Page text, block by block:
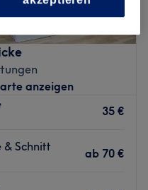
anzeigen
35 €
& Schnitt
ab 70 €